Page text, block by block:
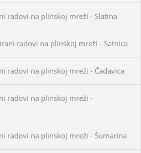
radovi na plinskoj mreži - Slatina
radovi na plinskoj mreži - Satnica
radovi na plinskoj mreži - Čađavica
radovi na plinskoj mreži -
radovi na plinskoj mreži - Šumarina